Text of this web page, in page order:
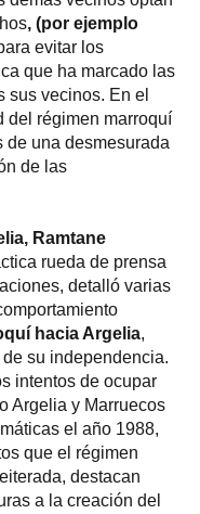
, (por ejemplo
evitar los
que ha marcado las
sus vecinos. En el
del régimen marroquí
de una desmesurada
de las
Ramtane
rueda de prensa
detalló varias
hacia Argelia,
su independencia.
intentos de ocupar
Argelia y Marruecos
el año 1988,
que el régimen
destacan
a la creación del